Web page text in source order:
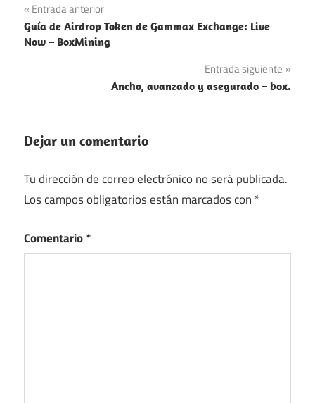
Navegación
de
Entrada anterior
Guía de Airdrop Token de Gammax Exchange: Live
Now – BoxMining
Entrada siguiente
Ancho, avanzado y asegurado – box.
Dejar un comentario
Tu dirección de correo electrónico no será publicada.
Los campos obligatorios están marcados con *
Comentario*